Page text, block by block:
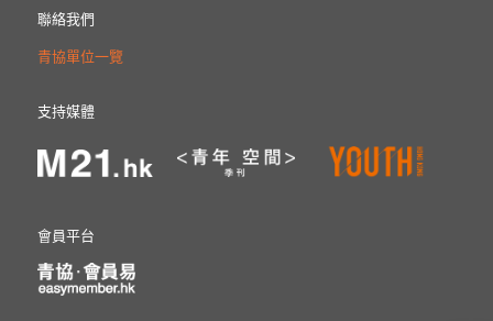
聯絡我們
青協單位一覽
支持媒體
會員平台